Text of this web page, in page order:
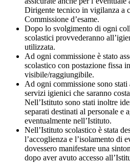
Dirigente tecnico in vigilanza a
Commissione d’esame.
Dopo lo svolgimento di ogni
scolastici provvederanno
utilizzata.
Ad ogni commissione è stato
scolastico con postazione fissa
visibile/raggiungibile.
Ad ogni commissione sono stati
servizi igienici che saranno
Nell’Istituto sono stati inoltre
separati destinati al personale e
eventualmente nell’Istituto.
Nell’Istituto scolastico è stata
l’accoglienza e l’isolamento di
dovessero manifestare una
dopo aver avuto accesso